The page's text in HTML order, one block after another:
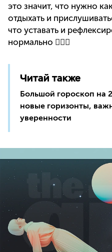
это значит, что нужно
отдыхать и
что уставать и
нормально 🙆🏼‍♀️
Читай также
Большой гороскоп на
новые горизонты,
уверенности